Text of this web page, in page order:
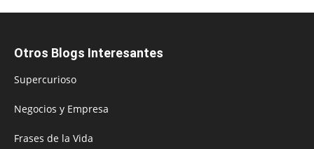
Otros Blogs Interesantes
Supercurioso
Negocios y Empresa
Frases de la Vida